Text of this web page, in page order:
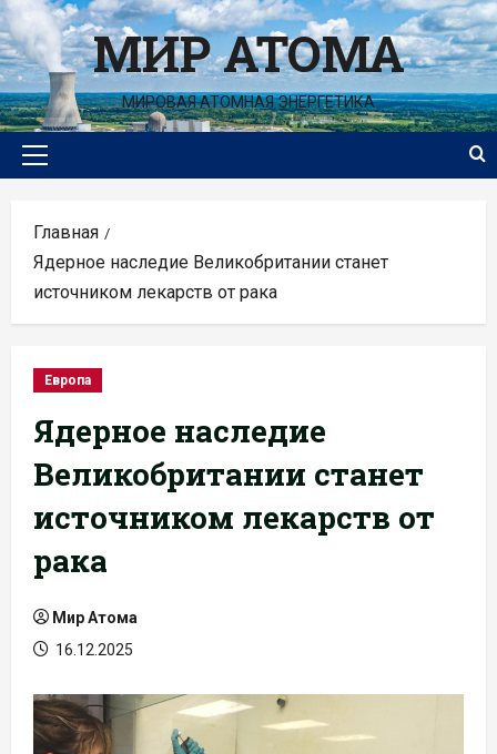
Перейти
к
содержимомуМИР АТОМА
МИРОВАЯ АТОМНАЯ ЭНЕРГЕТИКА
Основное
Главная
Ядерное наследие Великобритании станет
источником лекарств от рака
Европа
Ядерное наследие
Великобритании станет
источником лекарств от
рака
Мир Атома
16.12.2025